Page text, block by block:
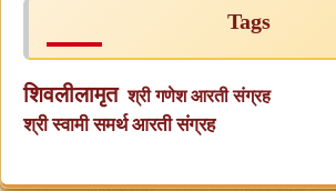
Tags
शिवलीलामृत श्री गणेश आरती संग्रह
श्री स्वामी समर्थ आरती संग्रह